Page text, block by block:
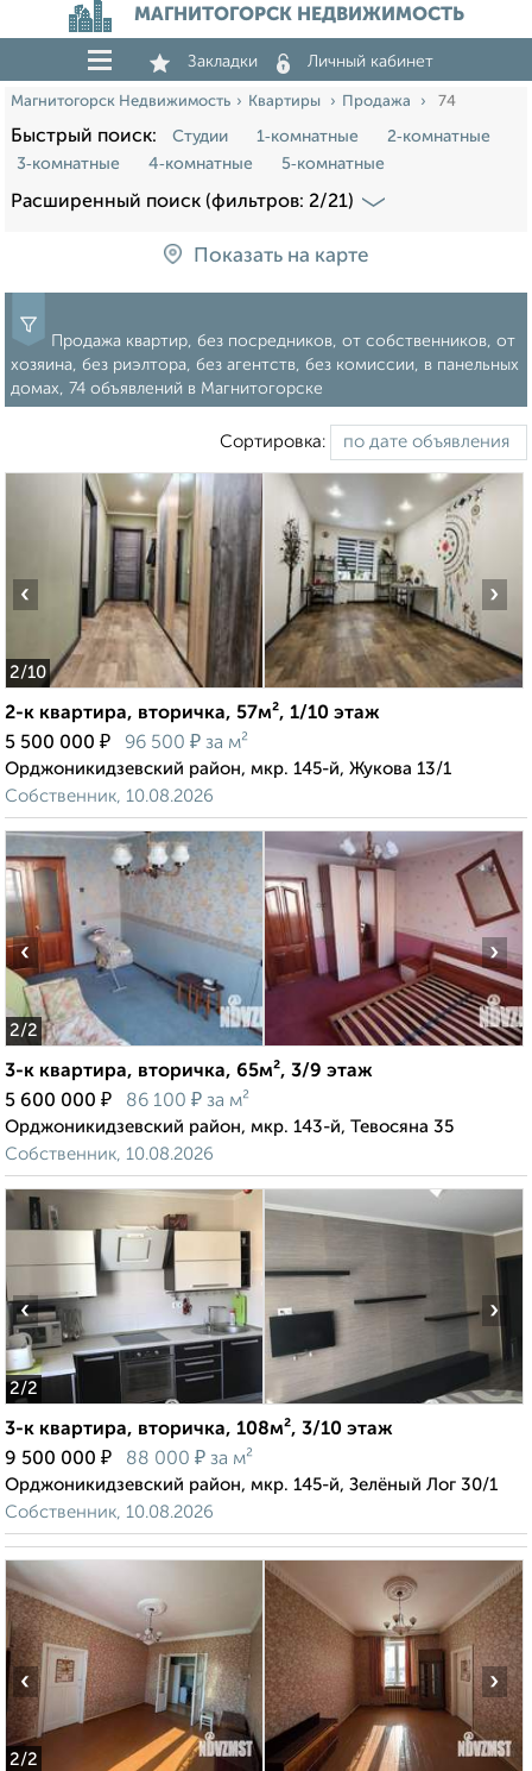
МАГНИТОГОРСК НЕДВИЖИМОСТЬ
Закладки Личный кабинет
Магнитогорск Недвижимость Квартиры Продажа 74
Быстрый поиск: Студии 1‑комнатные
2‑комнатные
3‑комнатные
4‑комнатные 5‑комнатные
Расширенный поиск (фильтров: 2/21)
Показать на карте
Продажа квартир, без посредников, от собственников, от
хозяина, без риэлтора, без агентств, без комиссии, в панельных
домах, 74 объявлений в Магнитогорске
Сортировка:
2/10
‹ ›
2-к квартира, вторичка, 57м², 1/10 этаж
5 500 000 ₽ 96 500 ₽ за м²
Орджоникидзевский район, мкр. 145-й, Жукова 13/1
Собственник, 10.08.2026
2/2
‹ ›
3-к квартира, вторичка, 65м², 3/9 этаж
5 600 000 ₽ 86 100 ₽ за м²
Орджоникидзевский район, мкр. 143-й, Тевосяна 35
Собственник, 10.08.2026
2/2
‹ ›
3-к квартира, вторичка, 108м², 3/10 этаж
9 500 000 ₽ 88 000 ₽ за м²
Орджоникидзевский район, мкр. 145-й, Зелёный Лог 30/1
Собственник, 10.08.2026
2/2
‹ ›